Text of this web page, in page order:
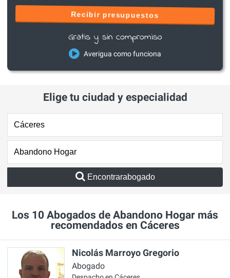
Recibir presupuestos
Gratis y sin compromiso
Averigua como funciona
Elige tu ciudad y especialidad
Encontrarabogado
Los 10 Abogados de Abandono Hogar más
recomendados en Cáceres
Nicolás Marroyo Gregorio
Abogado